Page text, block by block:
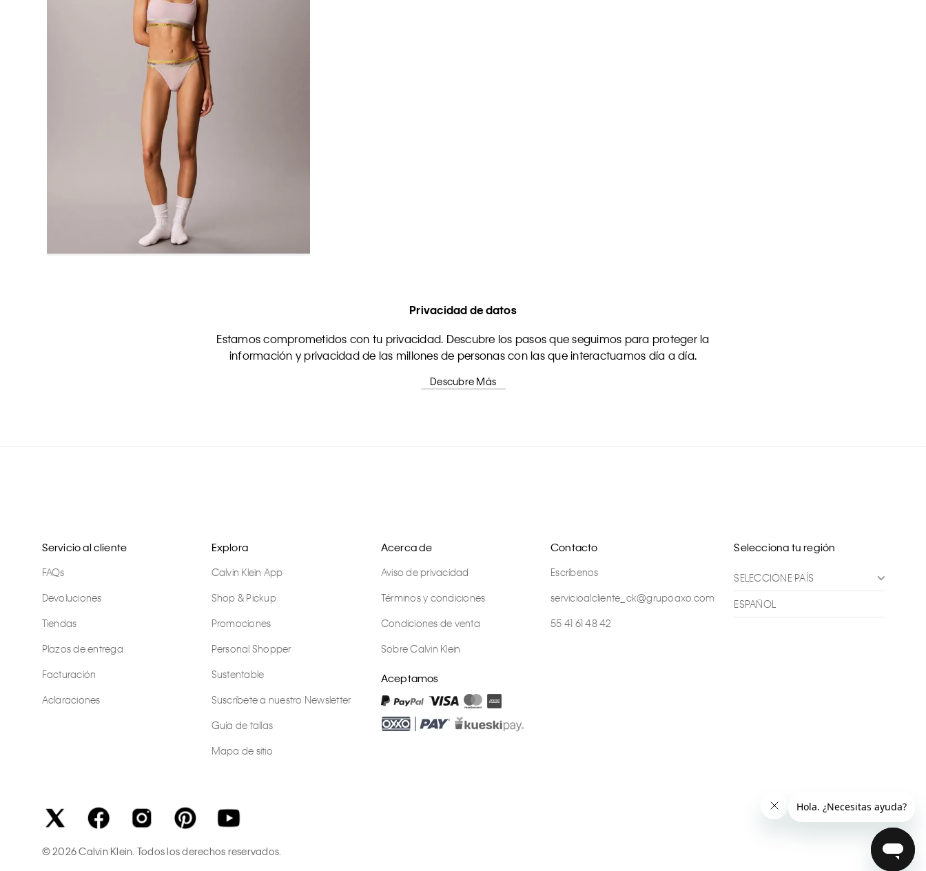
Privacidad de datos
Estamos comprometidos con tu privacidad. Descubre los pasos que seguimos para proteger la
información y privacidad de las millones de personas con las que interactuamos día a día.
Descubre Más
Servicio al cliente
FAQs
Devoluciones
Tiendas
Plazos de entrega
Facturación
Aclaraciones
Explora
Calvin Klein App
Shop & Pickup
Promociones
Personal Shopper
Sustentable
Suscríbete a nuestro Newsletter
Guía de tallas
Mapa de sitio
Acerca de
Aviso de privacidad
Términos y condiciones
Condiciones de venta
Sobre Calvin Klein
Aceptamos
Contacto
Escríbenos
servicioalcliente_ck@grupoaxo.com
55 41 61 48 42
Selecciona tu región
SELECCIONE PAÍS
ESPAÑOL
©2026Calvin Klein. Todos los derechos reservados.